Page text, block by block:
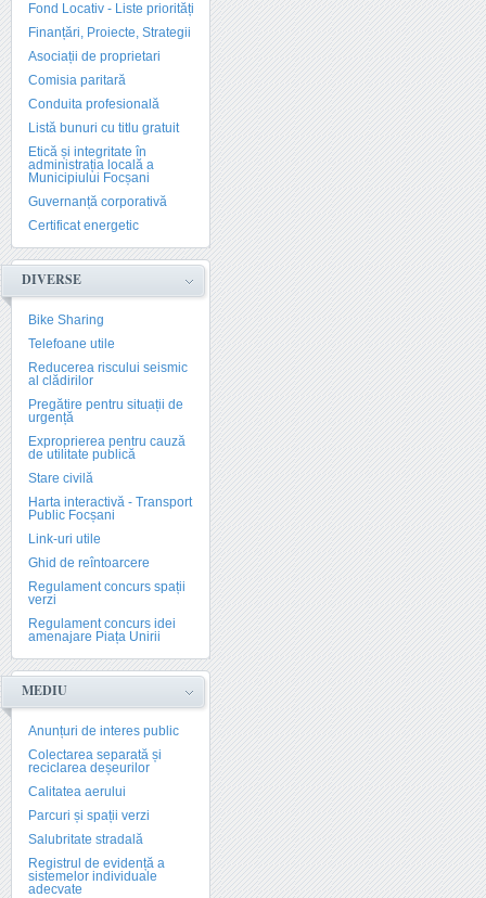
Fond Locativ - Liste priorități
Finanțări, Proiecte, Strategii
Asociații de proprietari
Comisia paritară
Conduita profesională
Listă bunuri cu titlu gratuit
Etică și integritate în
administrația locală a
Municipiului Focșani
Guvernanță corporativă
Certificat energetic
DIVERSE
Bike Sharing
Telefoane utile
Reducerea riscului seismic
al clădirilor
Pregătire pentru situații de
urgență
Exproprierea pentru cauză
de utilitate publică
Stare civilă
Harta interactivă - Transport
Public Focșani
Link-uri utile
Ghid de reîntoarcere
Regulament concurs spații
verzi
Regulament concurs idei
amenajare Piața Unirii
MEDIU
Anunțuri de interes public
Colectarea separată și
reciclarea deșeurilor
Calitatea aerului
Parcuri și spații verzi
Salubritate stradală
Registrul de evidență a
sistemelor individuale
adecvate